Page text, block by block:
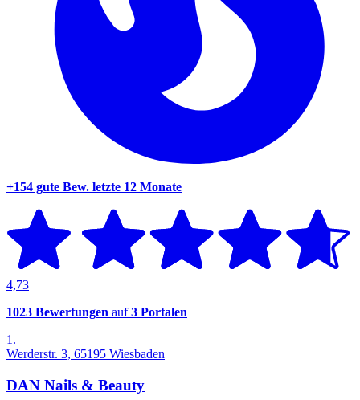
+154 gute Bew. letzte 12 Monate
4,73
1023 Bewertungen auf3 Portalen
1.
Werderstr. 3, 65195 Wiesbaden
DAN Nails & Beauty